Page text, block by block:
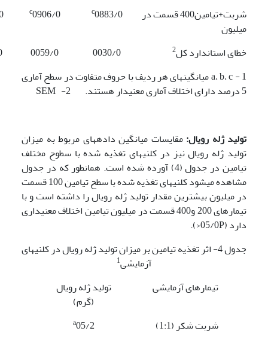
شربت+تیامین400 قسمت در
میلیون
c0883/0
c0906/0
خطای استاندارد کل2
0030/0
0059/0
1 - a، b، c میانگین­های هر ردیف با حروف متفاوت در سطح آماری
5 درصد دارای اختلاف آماری معنی­دار هستند. 2- SEM
تولید ژله رویال:مقایسات میانگین داده­های مربوط به میزان
تولید ژله رویال نیز در کلنی­های تغذیه شده با سطوح مختلف
تیامین در جدول (4) آورده شده است. همان­طور که در جدول
مشاهده می­شود کلنی­های تغذیه شده با سطح تیامین 100 قسمت
در میلیون بیشترین مقدار تولید ژله رویال را داشته است و با
تیمارهای 200 و400 قسمت در میلیون تیامین اختلاف معنی­داری
دارد (05/0P<).
جدول 4- اثر تغذیه تیامین بر میزان تولید ژله رویال در کلنی­های
آزمایشی1
تیمارهای آزمایشی
تولید ژله رویال
(گرم)
شربت شکر (1:1)
a05/2